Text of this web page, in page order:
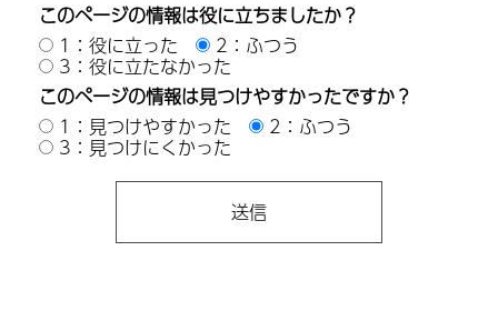
このページの情報は役に立ちましたか？
1：役に立った
2：ふつう
3：役に立たなかった
このページの情報は見つけやすかったですか？
1：見つけやすかった
2：ふつう
3：見つけにくかった